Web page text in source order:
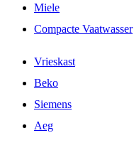
Miele
Compacte Vaatwasser
Vrieskast
Beko
Siemens
Aeg